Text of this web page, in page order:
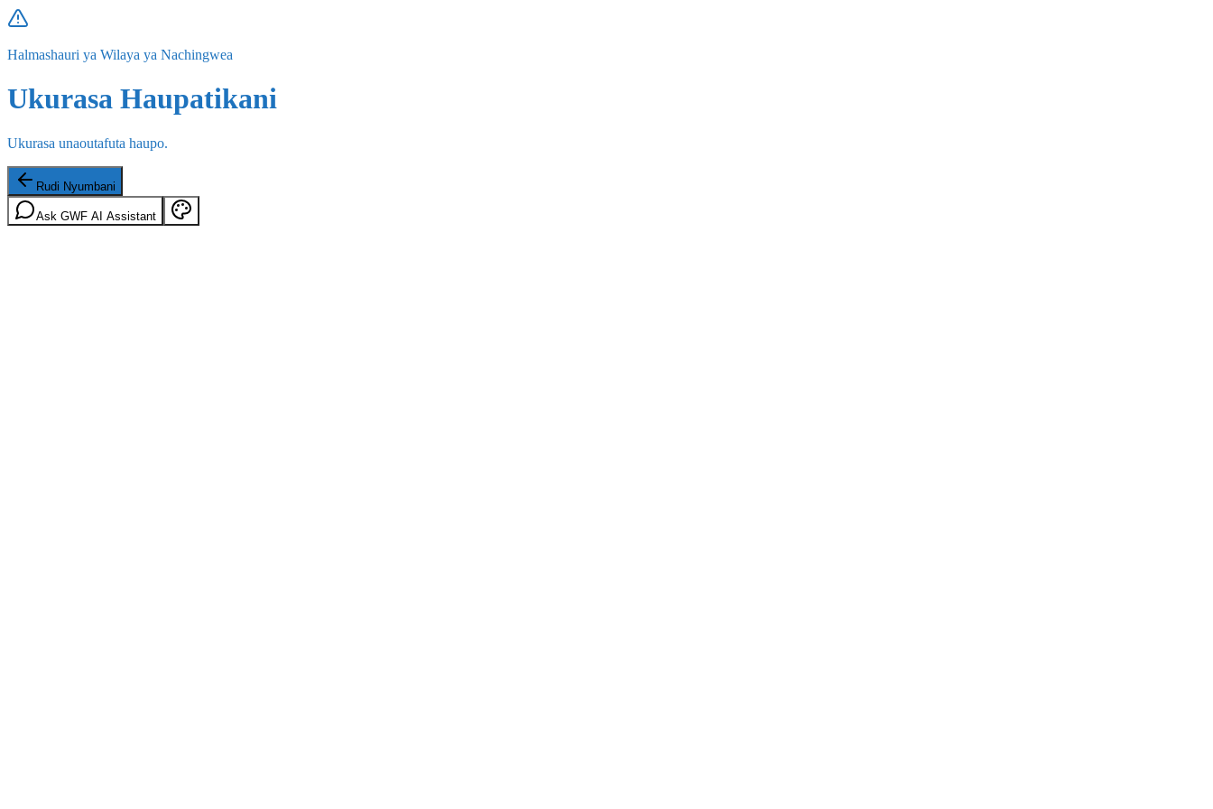
Halmashauri ya Wilaya ya Nachingwea
Ukurasa Haupatikani
Ukurasa unaoutafuta haupo.
Rudi Nyumbani
Ask GWF AI Assistant